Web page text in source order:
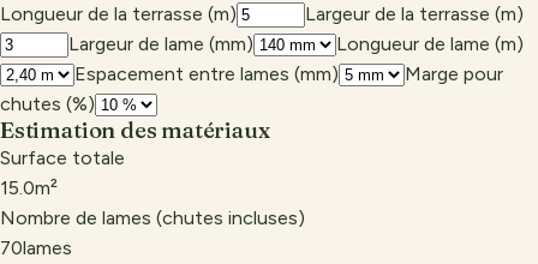
Longueur de la terrasse (m)
Largeur de la terrasse (m)
Largeur de lame (mm)
Longueur de lame (m)
Espacement entre lames (mm)
Marge pour
chutes (%)
Estimation des matériaux
Surface totale
15.0m²
Nombre de lames (chutes incluses)
70lames